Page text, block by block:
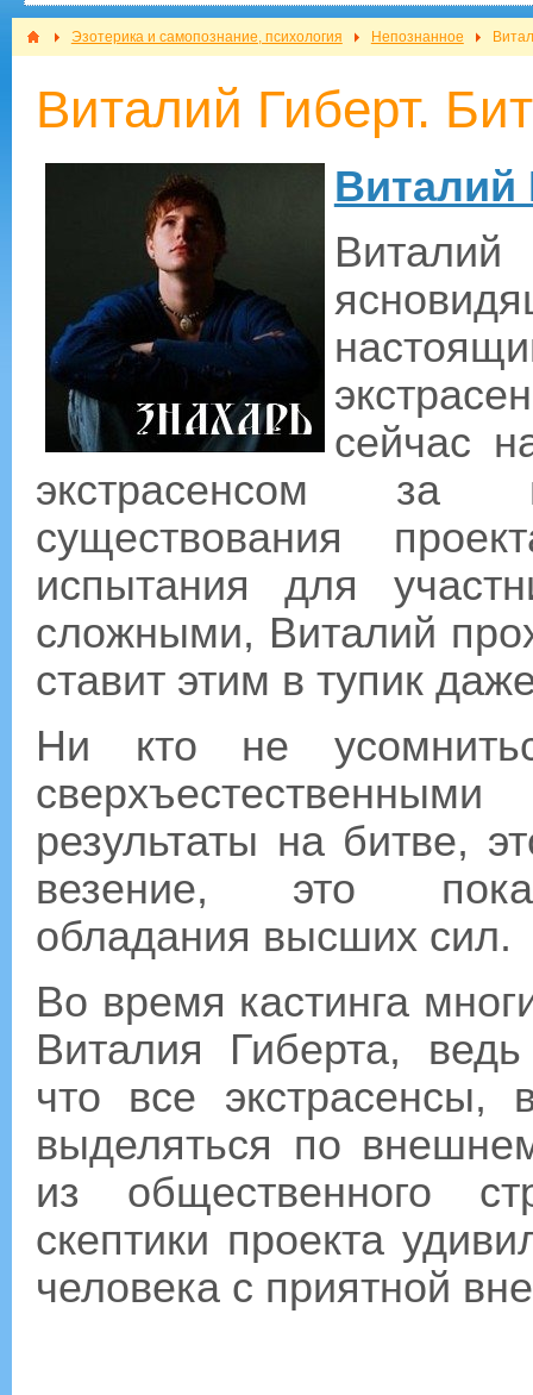
Эзотерика и самопознание, психология Непознанное
Виталий Гиберт.
Виталий
сейчас
экстрасенсом
существования
испытания для
сложными, Виталий
ставит этим в тупик
Ни кто не
результаты на битве,
везение, это
обладания высших сил.
Во время кастинга
Виталия Гиберта,
что все
выделяться по
из общественного
скептики проекта
человека с приятной